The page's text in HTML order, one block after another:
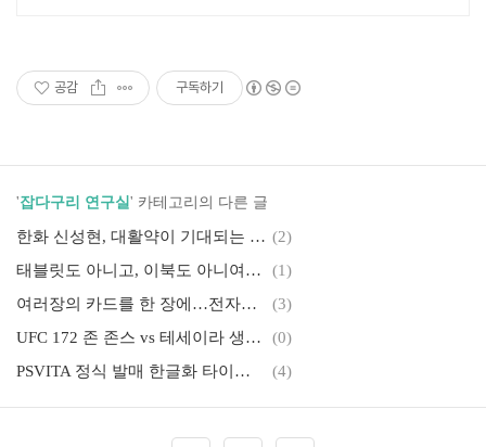
공감 구독하기
'잡다구리 연구실' 카테고리의 다른 글
한화 신성현, 대활약이 기대되는 꽃미남 내야수 (2)
태블릿도 아니고, 이북도 아니여~ 크레마원 사용기
(1)
여러장의 카드를 한 장에…전자신용카드 ‘코인’
(3)
UFC 172 존 존스 vs 테세이라 생중계 채널은 어디?
(0)
PSVITA 정식 발매 한글화 타이틀 리스트 UPDATED
(4)
아이폰 iOS7 ~ 7.0.4 완탈 소식 및 탈옥 방법 (0)
르노삼성 QM3, 2250만원부터…파격적인 가격 행보
(2)